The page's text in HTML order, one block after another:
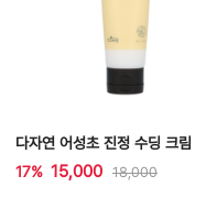
다자연 어성초 진정 수딩 크림
17% 15,000 18,000